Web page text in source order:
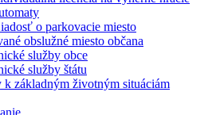
o parkovacie miesto
obslužné miesto občana
služby obce
služby štátu
k základným životným situáciám